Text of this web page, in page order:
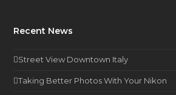
Recent News
Street View Downtown Italy
Taking Better Photos With Your Nikon